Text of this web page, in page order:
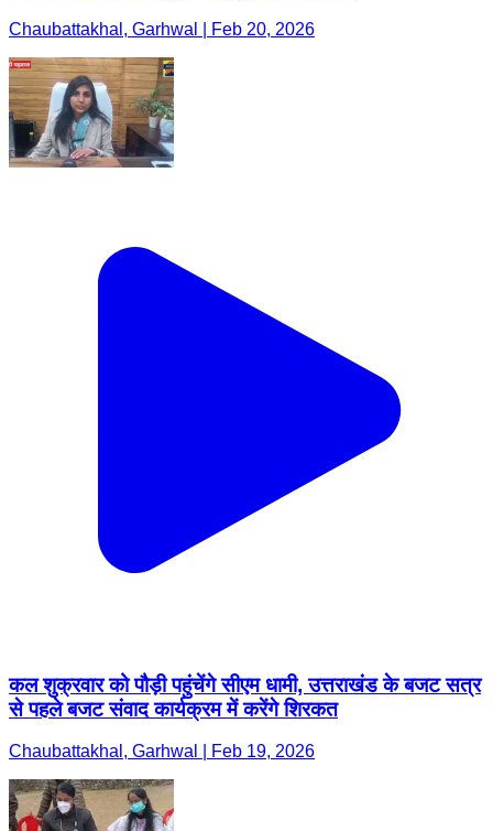
Chaubattakhal, Garhwal | Feb 20, 2026
कल शुक्रवार को पौड़ी पहुंचेंगे सीएम धामी, उत्तराखंड के बजट सत्र
से पहले बजट संवाद कार्यक्रम में करेंगे शिरकत
Chaubattakhal, Garhwal | Feb 19, 2026